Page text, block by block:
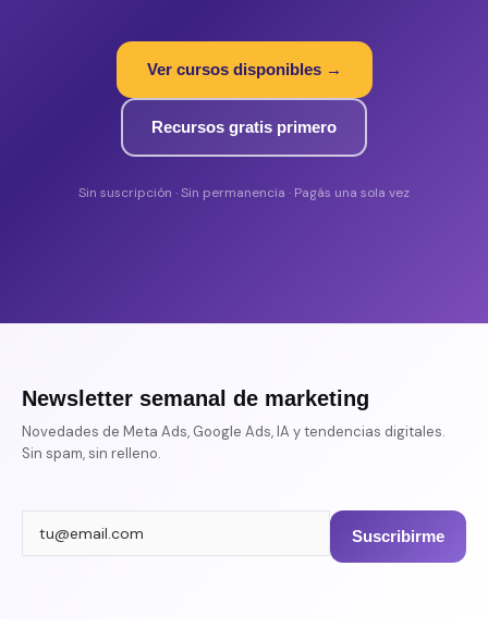
Ver cursos disponibles →
Recursos gratis primero
Sin suscripción · Sin permanencia · Pagás una sola vez
Newsletter semanal de marketing
Novedades de Meta Ads, Google Ads, IA y tendencias digitales.
Sin spam, sin relleno.
Suscribirme